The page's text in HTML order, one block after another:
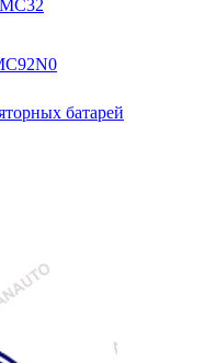
батарей